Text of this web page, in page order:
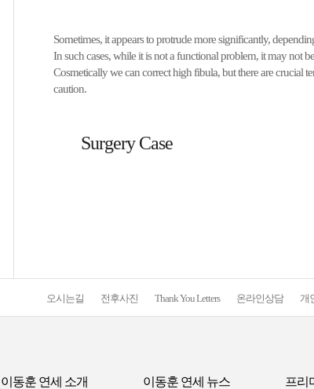
Sometimes, it appears to protrude more significantly,
In such cases, while it is not a functional problem, it may not
Cosmetically we can correct high fibula, but there are crucial
caution.
Surgery Case
오시는길 전후사진 Thank You Letters 온라인상담 개
이동훈 연세 소개 이동훈 연세 뉴스 프리